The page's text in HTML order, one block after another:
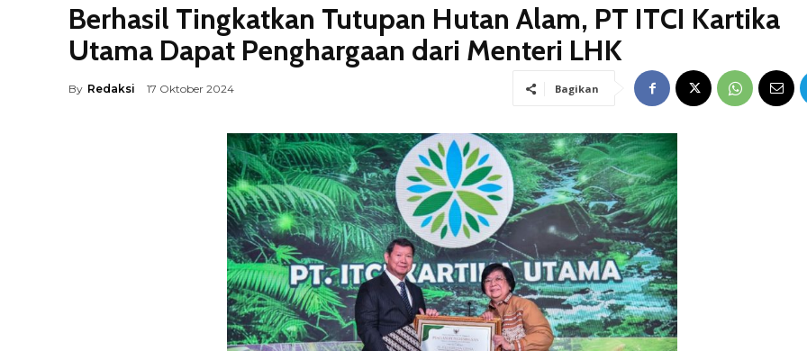
Berhasil Tingkatkan Tutupan Hutan Alam, PT ITCI Kartika
Utama Dapat Penghargaan dari Menteri LHK
By Redaksi 17 Oktober 2024 Bagikan